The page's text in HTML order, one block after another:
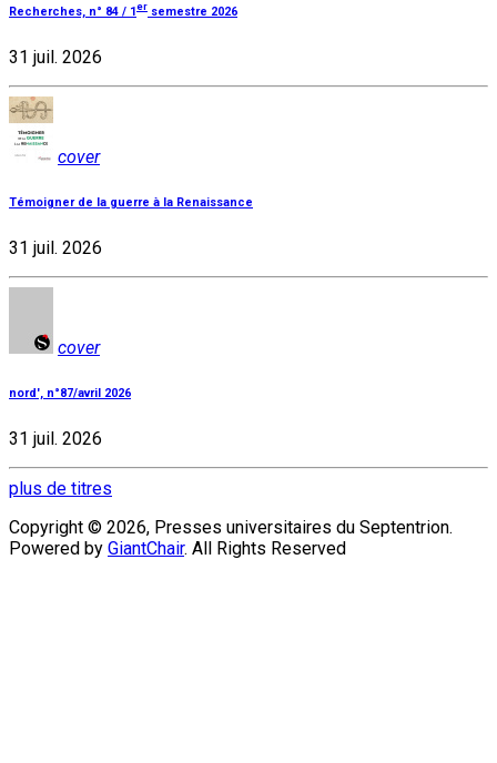
Recherches, n° 84 / 1er semestre 2026
31 juil. 2026
cover
Témoigner de la guerre à la Renaissance
31 juil. 2026
cover
nord', n°87/avril 2026
31 juil. 2026
plus de titres
Copyright © 2026, Presses universitaires du Septentrion.
Powered by GiantChair. All Rights Reserved